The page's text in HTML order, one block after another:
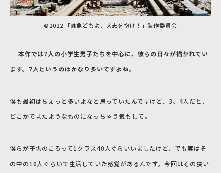
©2022 「雑魚どもよ、大志を抱け！」製作委員会
― 本作では7人の小学生男子たちを中心に、彼らの日々が描かれてい
ます。7人というのはかなり多いですよね。
僕も最初はちょっと多いよなと思っていたんですけど、3、4人だと、
どこかで見たようなものになっちゃう気もして。
僕らが子供のころって1クラス40人ぐらいいましたけど、でも実はそ
の中の10人ぐらいで生活していた感覚があるんです。今回はその狭い